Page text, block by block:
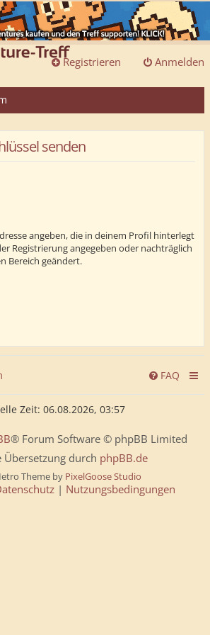
Anmelden
Registrieren
senden
angeben, die in deinem Profil hinterlegt
Registrierung angegeben oder nachträglich
Bereich geändert.
FAQ
Zeit: 06.08.2026, 03:57
® Forum Software © phpBB Limited
Übersetzung durch phpBB.de
Theme by PixelGoose Studio
| Nutzungsbedingungen